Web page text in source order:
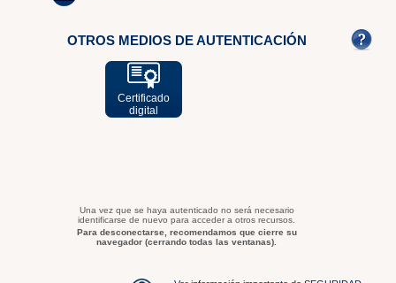
OTROS MEDIOS DE AUTENTICACIÓN
Certificado
digital
Una vez que se haya autenticado no será necesario
identificarse de nuevo para acceder a otros recursos.
Para desconectarse, recomendamos que cierre su
navegador (cerrando todas las ventanas).